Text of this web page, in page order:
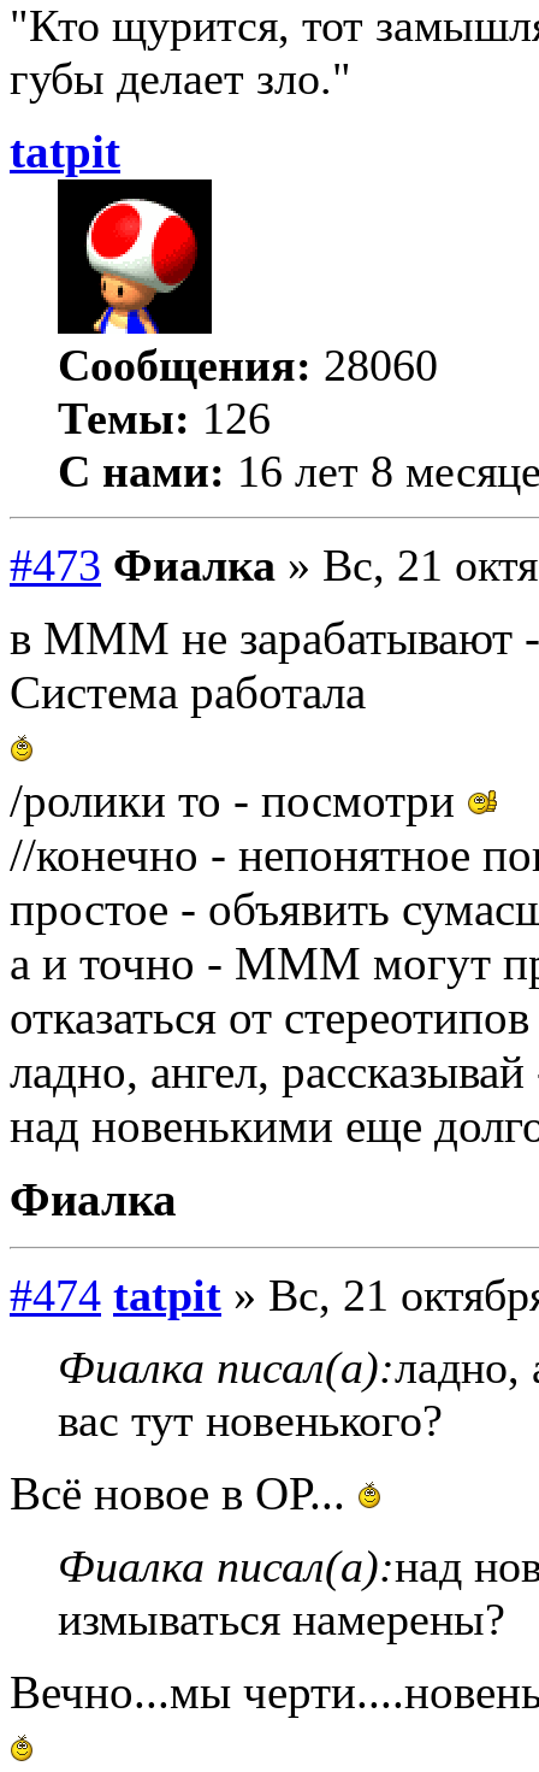
"Кто щурится, тот
губы делает зло."
tatpit
Сообщения: 28060
Темы: 126
С нами: 16 лет 8
#473 Фиалка » Вс, 21
в МММ не зарабатывают
Система работала
/ролики то - посмотри
//конечно - непонятное
простое - объявить
а и точно - МММ могут
отказаться от
ладно, ангел,
над новенькими еще
Фиалка
#474 tatpit » Вс, 21
Фиалка писал(а):ладно,
вас тут новенького?
Всё новое в ОР...
Фиалка писал(а):над
измываться намерены?
Вечно...мы